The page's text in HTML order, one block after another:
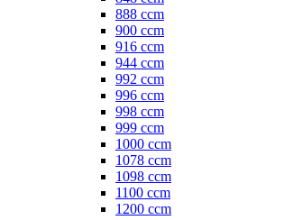
888 ccm
900 ccm
916 ccm
944 ccm
992 ccm
996 ccm
998 ccm
999 ccm
1000 ccm
1078 ccm
1098 ccm
1100 ccm
1200 ccm